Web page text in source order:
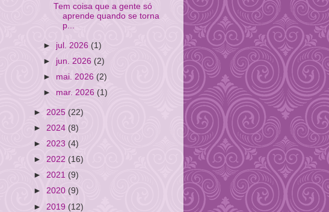
Tem coisa que a gente só
aprende quando se torna
p...
► jul. 2026(1)
► jun. 2026 (2)
► mai. 2026(2)
► mar. 2026(1)
► 2025 (22)
► 2024 (8)
► 2023 (4)
► 2022 (16)
► 2021 (9)
► 2020 (9)
► 2019 (12)